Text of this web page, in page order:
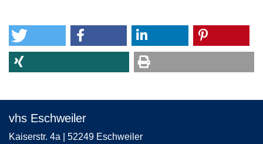
vhs Eschweiler
Kaiserstr. 4a | 52249 Eschweiler